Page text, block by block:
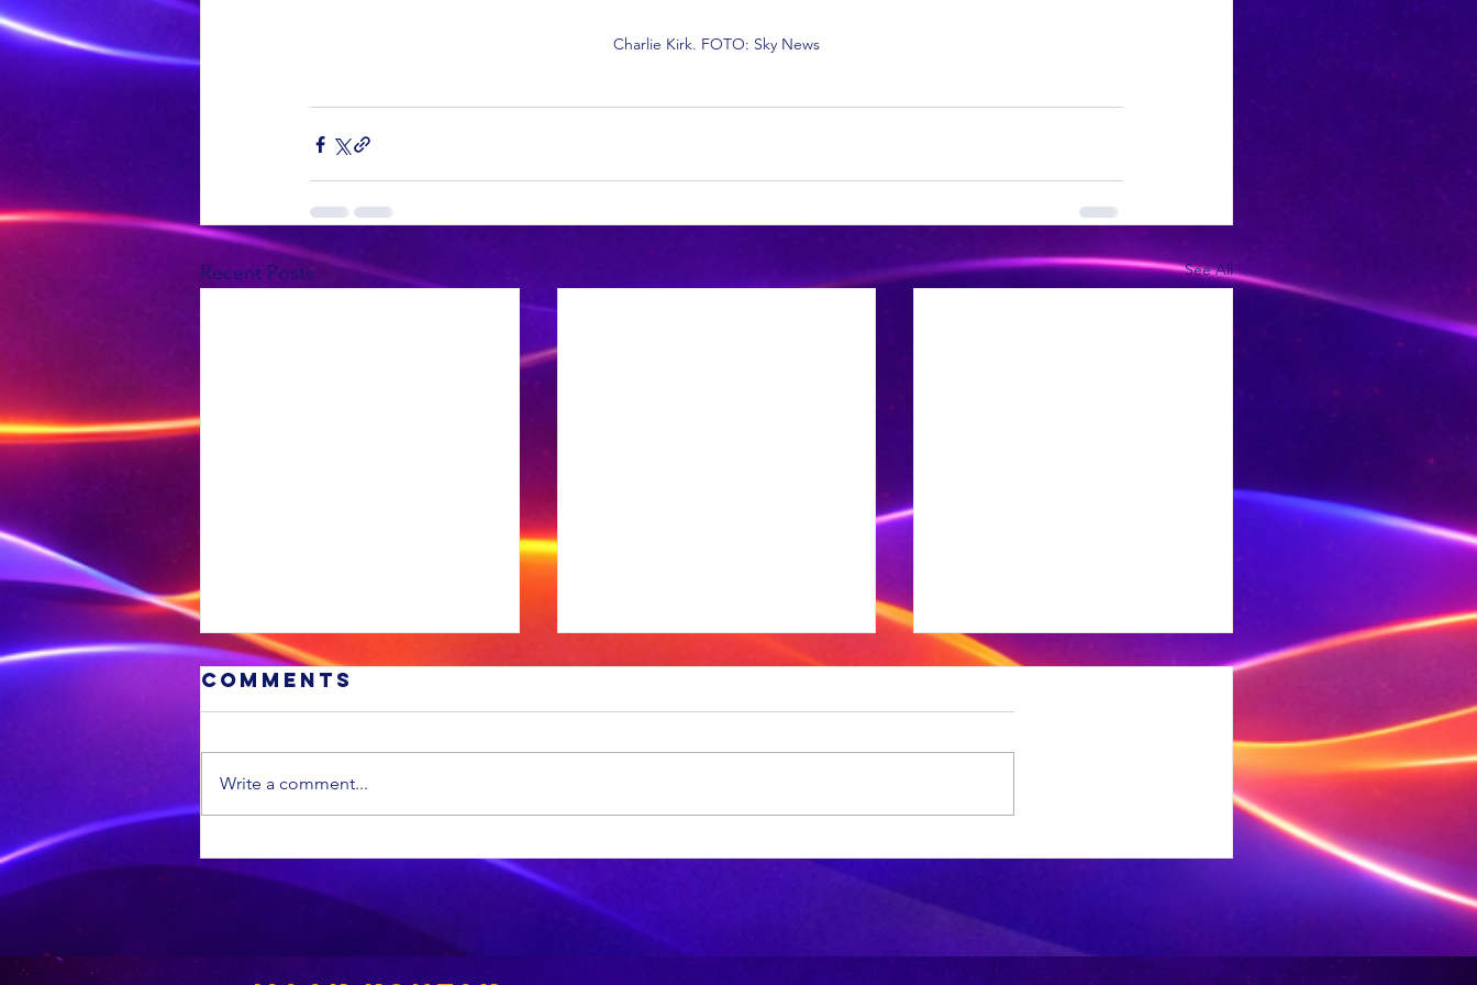
Charlie Kirk. FOTO: Sky News
Recent Posts See All
Cosatu is
bekommerd oor
beplande media-
werkbesnoeiings
'n VS skool is
Ongeveer 500
vir veiligheid
herroep
Comments
Write a comment...